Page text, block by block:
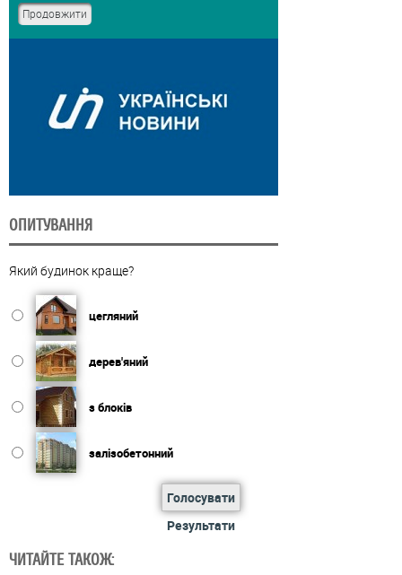
ОПИТУВАННЯ
Який будинок краще?
цегляний
дерев'яний
з блоків
залізобетонний
Голосувати
Результати
ЧИТАЙТЕ ТАКОЖ: